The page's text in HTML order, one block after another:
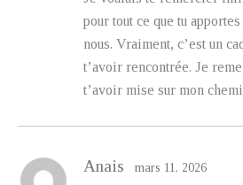
pour tout ce que tu
nous. Vraiment, c’est un
t’avoir rencontrée. Je
t’avoir mise sur mon
Anais mars 11, 2026